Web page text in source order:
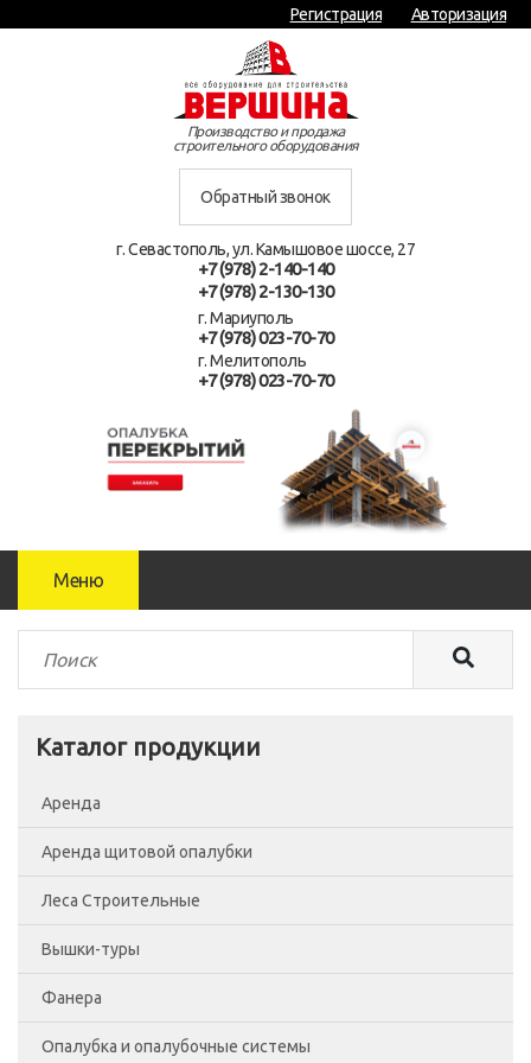
Регистрация Авторизация
Производство и продажа
строительного оборудования
Обратный звонок
г. Севастополь, ул. Камышовое шоссе, 27
+7 (978) 2-140-140
+7 (978) 2-130-130
г. Мариуполь
+7 (978) 023-70-70
г. Мелитополь
+7 (978) 023-70-70
Меню
Каталог продукции
Аренда
Аренда щитовой опалубки
Леса Строительные
Леса рамные
Помосты
Сетка фасадная
Вышки-туры
Вышка-тура ВСП-250/0.7
Вышка-тура ВСП-250/1.2
Фанера
Фанера Россия
Опалубка и опалубочные системы